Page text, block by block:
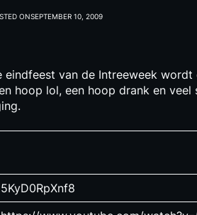
ONSEPTEMBER 10, 2009
eindfeest van de Intreeweek
hoop lol, een hoop drank en
5KyD0RpXnf8